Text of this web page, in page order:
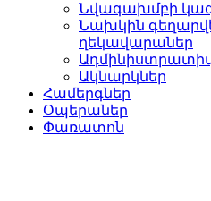
Նվագախմբի
Նախկին
ղեկավարաներ
Ակնարկներ
Համերգներ
Օպերաներ
Փառատոն